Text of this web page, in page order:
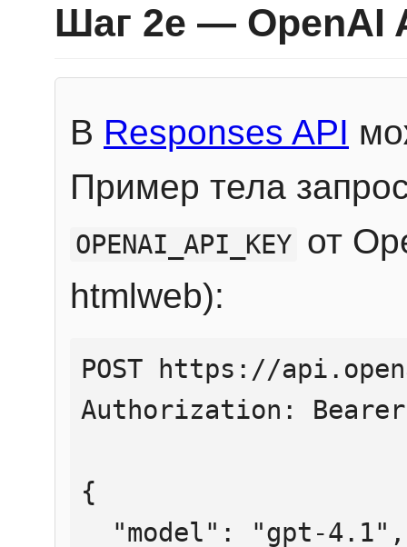
Шаг 2e — OpenAI
В Responses API
Пример тела
OPENAI_API_KEY от
htmlweb):
POST https://
Authorization:
{